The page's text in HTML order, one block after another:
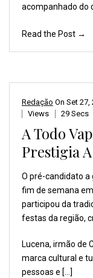
acompanhado do
Read the Post →
Redação On Set 27,
Views
29 Secs
A Todo
Prestigia
O pré-candidato a
fim de semana
participou da
festas da região,
Lucena, irmão de
marca cultural e
pessoas e […]